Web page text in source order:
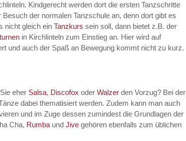
Kindgerecht werden dort die ersten Tanzschritte
der normalen Tanzschule an, denn dort gibt es
nicht gleich ein Tanzkurs sein soll, dann bietet z.B. der
in Kirchlinteln zum Einstieg an. Hier wird auf
und auch der Spaß an Bewegung kommt nicht zu kurz.
eher Salsa, Discofox oder Walzer den Vorzug? Bei der
dabei thematisiert werden. Zudem kann man auch
und im Zuge dessen zumindest die Grundlagen der
Cha, Rumba und Jive gehören ebenfalls zum üblichen